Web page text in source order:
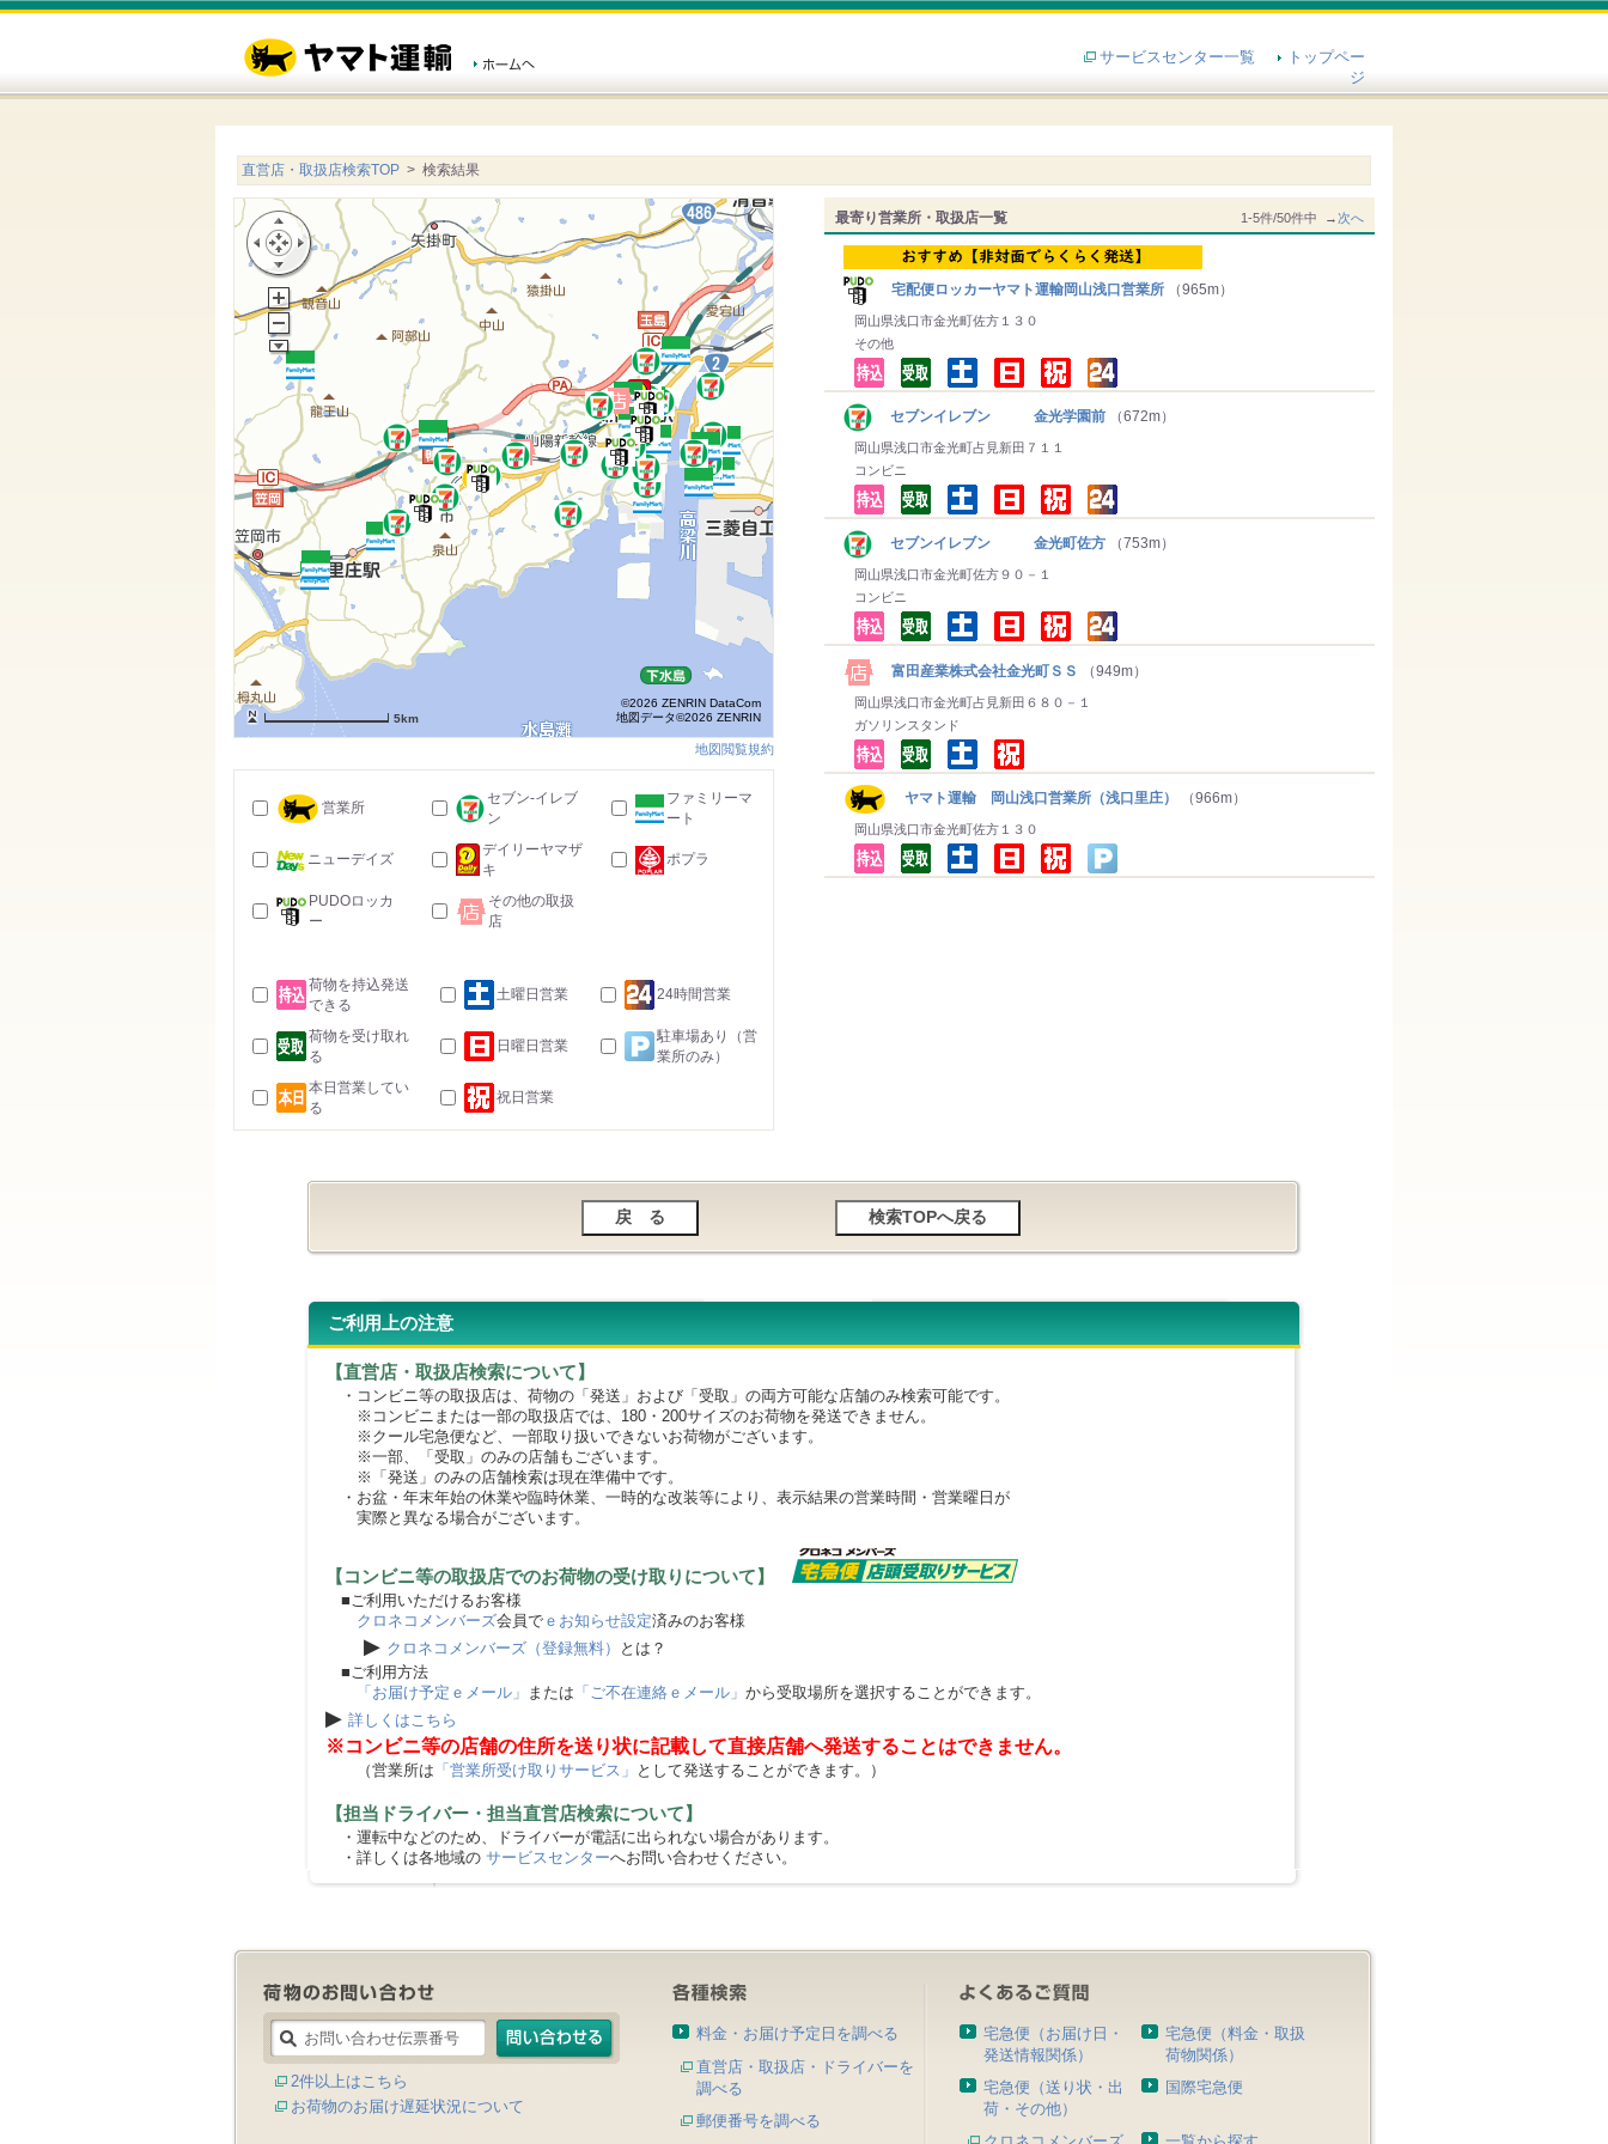
サービスセンター一覧
トップペー
ジ
直営店・取扱店検索TOP > 検索結果
最寄り営業所・取扱店一覧 1-5件/50件中 →次へ
宅配便ロッカーヤマト運輸岡山浅口営業所 （965m）
岡山県浅口市金光町佐方１３０
その他
セブンイレブン 金光学園前 （672m）
岡山県浅口市金光町占見新田７１１
コンビニ
セブンイレブン 金光町佐方 （753m）
岡山県浅口市金光町佐方９０－１
コンビニ
富田産業株式会社金光町ＳＳ （949m）
岡山県浅口市金光町占見新田６８０－１
ガソリンスタンド
ヤマト運輸 岡山浅口営業所（浅口里庄） （966m）
岡山県浅口市金光町佐方１３０
5km
©2026 ZENRIN DataCom
地図データ©2026 ZENRIN
地図閲覧規約
営業所
セブン-イレブ
ン
ファミリーマ
ート
ニューデイズ
デイリーヤマザ
キ
ポプラ
PUDOロッカ
ー
その他の取扱
店
荷物を持込発送
できる
土曜日営業 24時間営業
荷物を受け取れ
る
日曜日営業
駐車場あり（営
業所のみ）
本日営業してい
る
祝日営業
ご利用上の注意
【直営店・取扱店検索について】
・コンビニ等の取扱店は、荷物の「発送」および「受取」の両方可能な店舗のみ検索可能です。
※コンビニまたは一部の取扱店では、180・200サイズのお荷物を発送できません。
※クール宅急便など、一部取り扱いできないお荷物がございます。
※一部、「受取」のみの店舗もございます。
※「発送」のみの店舗検索は現在準備中です。
・お盆・年末年始の休業や臨時休業、一時的な改装等により、表示結果の営業時間・営業曜日が
実際と異なる場合がございます。
【コンビニ等の取扱店でのお荷物の受け取りについて】
■ご利用いただけるお客様
クロネコメンバーズ会員で ｅお知らせ設定済みのお客様
▶ クロネコメンバーズ（登録無料）
とは？
■ご利用方法
「お届け予定ｅメール」 または 「ご不在連絡ｅメール」 から受取場所を選択することができます。
▶ 詳しくはこちら
※コンビニ等の店舗の住所を送り状に記載して直接店舗へ発送することはできません。
（営業所は 「営業所受け取りサービス」 として発送することができます。）
【担当ドライバー・担当直営店検索について】
・運転中などのため、ドライバーが電話に出られない場合があります。
・詳しくは各地域の サービスセンターへお問い合わせください。
2件以上はこちら
お荷物のお届け遅延状況について
料金・お届け予定日を調べる
直営店・取扱店・ドライバーを
調べる
郵便番号を調べる
宅急便（お届け日・
発送情報関係）
宅急便（料金・取扱
荷物関係）
宅急便（送り状・出
荷・その他）
国際宅急便